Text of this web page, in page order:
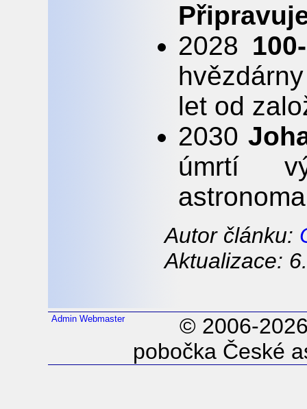
2028
let od
2030
úmrtí
astronoma
Autor článku:
Aktualizace:
Admin Webmaster
© 2006-
pobočka České